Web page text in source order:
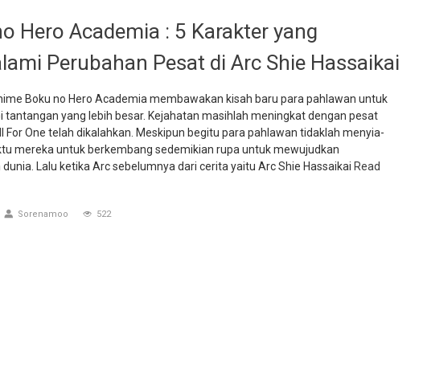
Hero Academia : 5 Karakter yang
Perubahan Pesat di Arc Shie Hassaikai
Boku no Hero Academia membawakan kisah baru para pahlawan untuk
tantangan yang lebih besar. Kejahatan masihlah meningkat dengan pesat
For One telah dikalahkan. Meskipun begitu para pahlawan tidaklah menyia-
mereka untuk berkembang sedemikian rupa untuk mewujudkan
Lalu ketika Arc sebelumnya dari cerita yaitu Arc Shie Hassaikai Read
Sorenamoo 522